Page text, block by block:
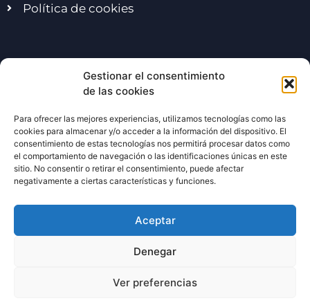
Gestionar el consentimiento
de las cookies
Para ofrecer las mejores experiencias, utilizamos tecnologías como las
cookies para almacenar y/o acceder a la información del dispositivo. El
consentimiento de estas tecnologías nos permitirá procesar datos como
el comportamiento de navegación o las identificaciones únicas en este
sitio. No consentir o retirar el consentimiento, puede afectar
negativamente a ciertas características y funciones.
Aceptar
Denegar
Ver preferencias
Política de cookies
Excursiones escolares
Viaje de fin de curso
Viaje de fin de curso Madrid
Exc. escolares en Madrid
Excursiones multiaventura